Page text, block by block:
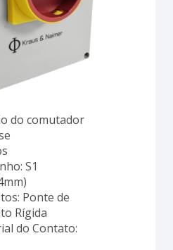
do comutador
S1
Ponte de
Rígida
do Contato: